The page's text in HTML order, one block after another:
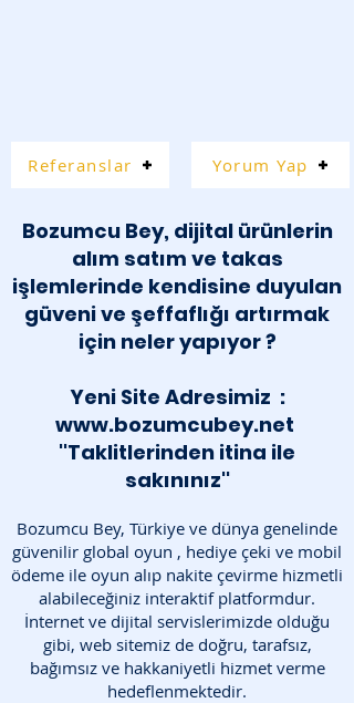
Referanslar Yorum Yap
Bozumcu Bey, dijital ürünlerin
alım satım ve takas
işlemlerinde kendisine duyulan
güveni ve şeffaflığı artırmak
için neler yapıyor ?
Yeni Site Adresimiz :
www.bozumcubey.net
''Taklitlerinden itina ile
sakınınız''
Bozumcu Bey, Türkiye ve dünya genelinde
güvenilir global oyun , hediye çeki ve mobil
ödeme ile oyun alıp nakite çevirme hizmetli
alabileceğiniz interaktif platformdur.
İnternet ve dijital servislerimizde olduğu
gibi, web sitemiz de doğru, tarafsız,
bağımsız ve hakkaniyetli hizmet verme
hedeflenmektedir.